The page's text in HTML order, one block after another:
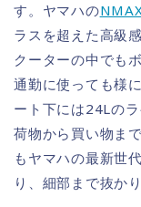
す。ヤマハの
ラスを超えた高級
クーターの中でも
通勤に使っても様
ート下には24Lの
荷物から買い物ま
もヤマハの最新世
り、細部まで抜か